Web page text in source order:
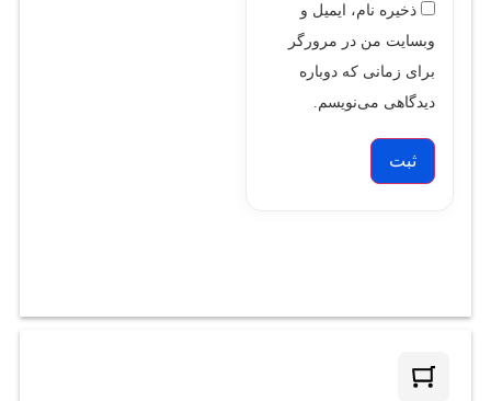
ذخیره نام، ایمیل و
وبسایت من در مرورگر
برای زمانی که دوباره
دیدگاهی می‌نویسم.